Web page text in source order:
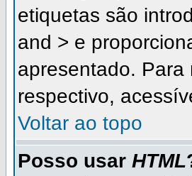
etiquetas são
and > e
apresentado. Para
respectivo,
Voltar ao topo
Posso usar HTML